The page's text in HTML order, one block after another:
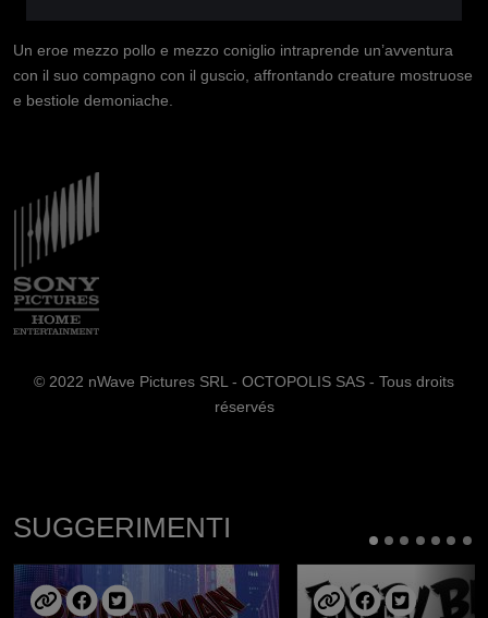
Un eroe mezzo pollo e mezzo coniglio intraprende un’avventura
con il suo compagno con il guscio, affrontando creature mostruose
e bestiole demoniache.
Immagine
© 2022 nWave Pictures SRL - OCTOPOLIS SAS - Tous droits
réservés
SUGGERIMENTI